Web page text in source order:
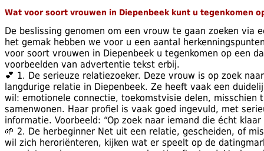
Wat voor soort vrouwen in Diepenbeek kunt u tegenkomen
De beslissing genomen om een vrouw te gaan zoeken via
het gemak hebben we voor u een aantal
voor soort vrouwen in Diepenbeek u tegenkomen op een
voorbeelden van advertentie tekst erbij.
💕 1. De serieuze relatiezoeker. Deze vrouw is op zoek
langdurige relatie in Diepenbeek. Ze heeft vaak een
wil: emotionele connectie, toekomstvisie delen, misschien
samenwonen. Haar profiel is vaak goed ingevuld, met
informatie. Voorbeeld: “Op zoek naar iemand die écht
🌱 2. De herbeginner Net uit een relatie, gescheiden, of
wil zich heroriënteren, kijken wat er speelt op de